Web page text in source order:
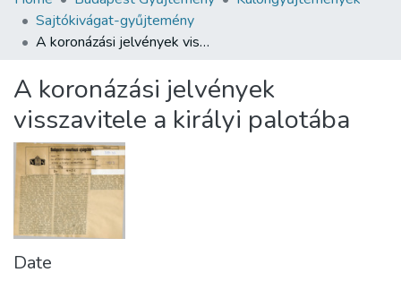
All of DSpace
About us
Sajtókivágat-gyűjtemény
A koronázási jelvények visszavitele a királyi palotába
A koronázási jelvények
visszavitele a királyi palotába
Date